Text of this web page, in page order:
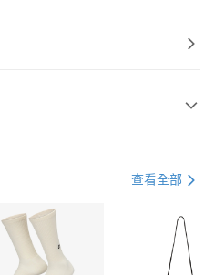
21家銀行
第一商業銀行
查看全部